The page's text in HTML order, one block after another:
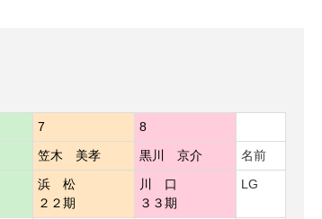
7
8
笠木 美孝 黒川 京介
名前
浜 松
２２期
川 口
３３期
LG